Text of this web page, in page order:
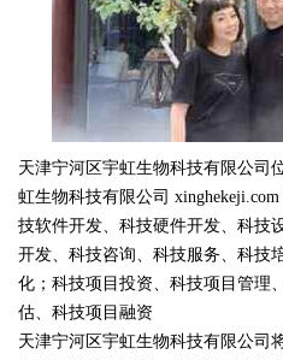
天津宁河区宇虹生物科技有限公司
虹生物科技有限公司
技软件开发、科技硬件开发、科技
开发、科技咨询、科技服务、科技
化；科技项目投资、科技项目管理
估、科技项目融资
天津宁河区宇虹生物科技有限公司